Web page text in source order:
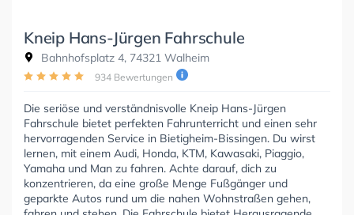
Kneip Hans-Jürgen Fahrschule
Bahnhofsplatz 4, 74321 Walheim
934 Bewertungen
Die seriöse und verständnisvolle Kneip Hans-Jürgen
Fahrschule bietet perfekten Fahrunterricht und einen sehr
hervorragenden Service in Bietigheim-Bissingen. Du wirst
lernen, mit einem Audi, Honda, KTM, Kawasaki, Piaggio,
Yamaha und Man zu fahren. Achte darauf, dich zu
konzentrieren, da eine große Menge Fußgänger und
geparkte Autos rund um die nahen Wohnstraßen gehen,